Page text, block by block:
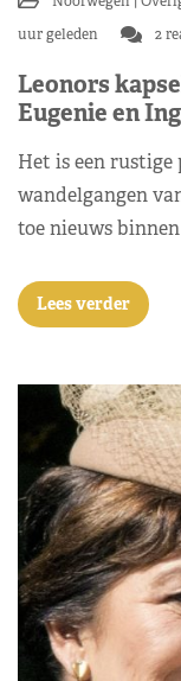
uur geleden
2
Leonors
Eugenie en
Het is een
wandelgangen
toe nieuws
Lees verder